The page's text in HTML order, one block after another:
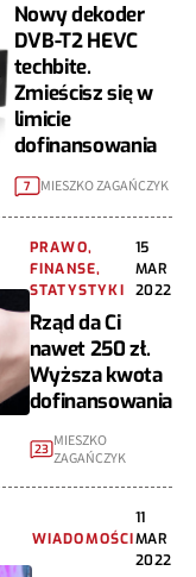
Nowy dekoder
DVB-T2 HEVC
techbite.
Zmieścisz się w
limicie
dofinansowania
7 MIESZKO ZAGAŃCZYK
PRAWO,
FINANSE,
STATYSTYKI
15
MAR
2022
Rząd da Ci
nawet 250 zł.
Wyższa kwota
dofinansowania
23 MIESZKO
ZAGAŃCZYK
WIADOMOŚCI
11
MAR
2022